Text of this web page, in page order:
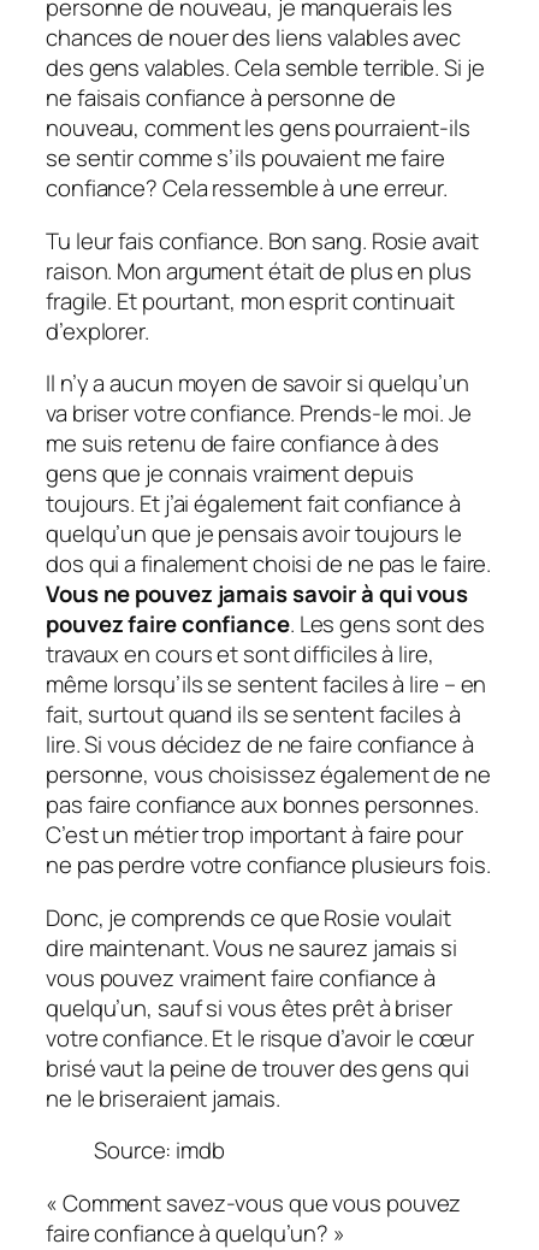
personne de nouveau, je manquerais les
chances de nouer des liens valables avec
des gens valables.Cela semble terrible.Si je
ne faisais confiance à personne de
nouveau, comment les gens pourraient-ils
se sentir comme s’ils pouvaient me faire
confiance?Cela ressemble à une erreur.
Tu leur fais confiance. Bon sang. Rosie avait
raison. Mon argument était de plus en plus
fragile. Et pourtant, mon esprit continuait
d’explorer.
Il n’y a aucun moyen de savoir si quelqu’un
va briser votre confiance. Prends-le moi. Je
me suis retenu de faire confiance à des
gens que je connais vraiment depuis
toujours. Et j’ai également fait confiance à
quelqu’un que je pensais avoir toujours le
dos qui a finalement choisi de ne pas le faire.
Vous ne pouvez jamais savoir à qui vous
pouvez faire confiance. Les gens sont des
travaux en cours et sont difficiles à lire,
même lorsqu’ils se sentent faciles à lire – en
fait, surtout quand ils se sentent faciles à
lire. Si vous décidez de ne faire confiance à
personne, vous choisissez également de ne
pas faire confiance aux bonnes personnes.
C’est un métier trop important à faire pour
ne pas perdre votre confiance plusieurs fois.
Donc, je comprends ce que Rosie voulait
dire maintenant. Vous ne saurez jamais si
vous pouvez vraiment faire confiance à
quelqu’un, sauf si vous êtes prêt à briser
votre confiance. Et le risque d’avoir le cœur
brisé vaut la peine de trouver des gens qui
ne le briseraient jamais.
Source: imdb
« Comment savez-vous que vous pouvez
faire confiance à quelqu’un? »